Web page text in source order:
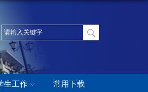
生工作 常用下载